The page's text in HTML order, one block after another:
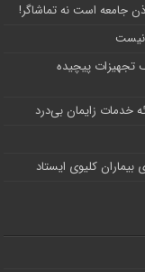
جامعه است نه تماشاگر!
نیست
تجهیزات پیچیده
کلیوی ایستاد